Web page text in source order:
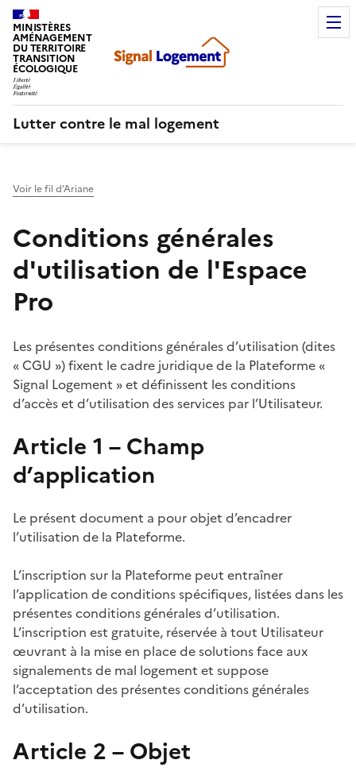
MINISTÈRES
AMÉNAGEMENT
DU TERRITOIRE
TRANSITION
ÉCOLOGIQUE
Lutter contre le mal logement
Voir le fil d’Ariane
Conditions générales
d'utilisation de l'Espace
Pro
Les présentes conditions générales d’utilisation (dites
« CGU ») fixent le cadre juridique de la Plateforme «
Signal Logement » et définissent les conditions
d’accès et d’utilisation des services par l’Utilisateur.
Article 1 – Champ
d’application
Le présent document a pour objet d’encadrer
l’utilisation de la Plateforme.
L’inscription sur la Plateforme peut entraîner
l’application de conditions spécifiques, listées dans les
présentes conditions générales d’utilisation.
L’inscription est gratuite, réservée à tout Utilisateur
œuvrant à la mise en place de solutions face aux
signalements de mal logement et suppose
l’acceptation des présentes conditions générales
d’utilisation.
Article 2 – Objet